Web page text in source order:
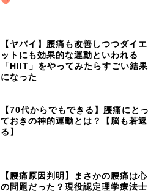
【ヤバイ】腰痛も改善しつつダイエ
ットにも効果的な運動といわれる
「HIIT」をやってみたらすごい結果
になった
【70代からでもできる】腰痛にとっ
ておきの神的運動とは？【脳も若返
る】
【腰痛原因判明】まさかの腰痛は心
の問題だった？現役認定理学療法士